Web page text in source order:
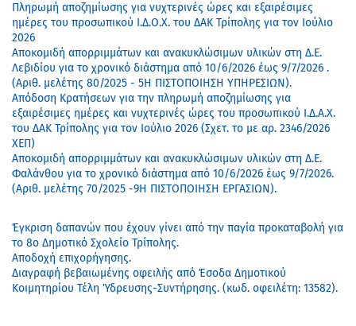
Πληρωμή αποζημίωσης για νυχτερινές ώρες και εξαιρέσιμες
ημέρες του προσωπικού Ι.Δ.Ο.Χ. του ΔΑΚ Τρίπολης για τον Ιούλιο
2026
Αποκομιδή απορριμμάτων και ανακυκλώσιμων υλικών στη Δ.Ε.
Λεβιδίου για το χρονικό διάστημα από 10/6/2026 έως 9/7/2026 .
(Αριθ. μελέτης 80/2025 - 5Η ΠΙΣΤΟΠΟΙΗΣΗ ΥΠΗΡΕΣΙΩΝ).
Απόδοση Κρατήσεων για την πληρωμή αποζημίωσης για
εξαιρέσιμες ημέρες και νυχτερινές ώρες του προσωπικού Ι.Δ.Α.Χ.
του ΔΑΚ Τρίπολης για τον Ιούλιο 2026 (Σχετ. το με αρ. 2346/2026
ΧΕΠ)
Αποκομιδή απορριμμάτων και ανακυκλώσιμων υλικών στη Δ.Ε.
Φαλάνθου για το χρονικό διάστημα από 10/6/2026 έως 9/7/2026.
(Αριθ. μελέτης 70/2025 -9Η ΠΙΣΤΟΠΟΙΗΣΗ ΕΡΓΑΣΙΩΝ).
Έγκριση δαπανών που έχουν γίνει από την παγία προκαταβολή για
το 8ο Δημοτικό Σχολείο Τρίπολης.
Αποδοχή επιχορήγησης.
Διαγραφή βεβαιωμένης οφειλής από Έσοδα Δημοτικού
Κοιμητηρίου Τέλη Ύδρευσης-Συντήρησης. (κωδ. οφειλέτη: 13582).